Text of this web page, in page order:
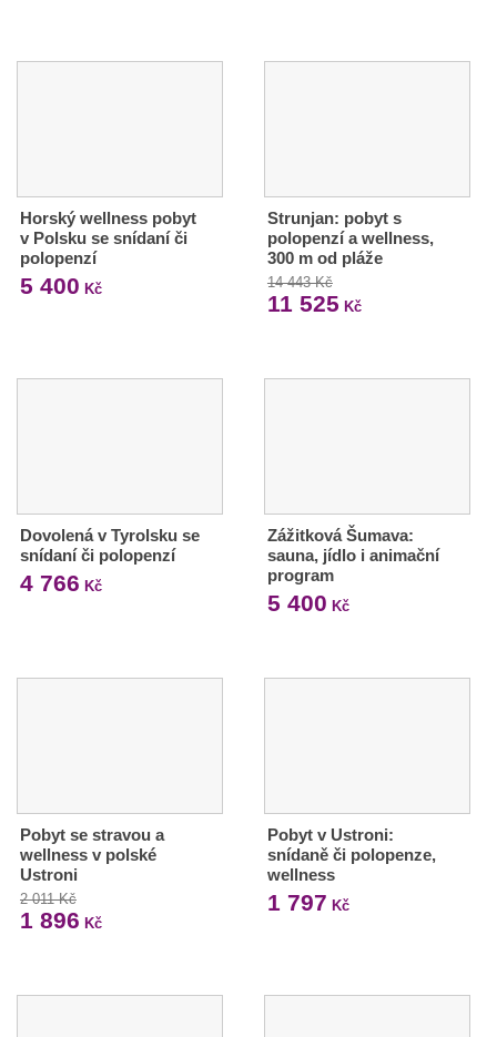
Horský wellness pobyt
v Polsku se snídaní či
polopenzí
5 400 Kč
Strunjan: pobyt s
polopenzí a wellness,
300 m od pláže
14 443 Kč
11 525 Kč
Dovolená v Tyrolsku se
snídaní či polopenzí
4 766 Kč
Zážitková Šumava:
sauna, jídlo i animační
program
5 400 Kč
Pobyt se stravou a
wellness v polské
Ustroni
2 011 Kč
1 896 Kč
Pobyt v Ustroni:
snídaně či polopenze,
wellness
1 797 Kč